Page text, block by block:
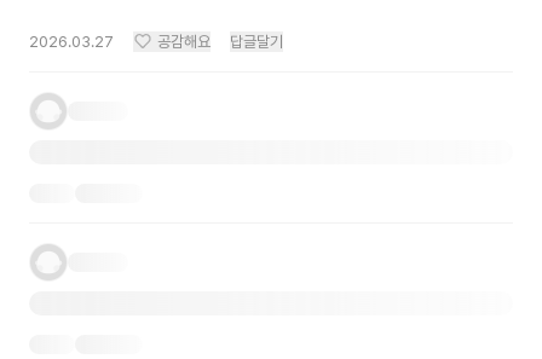
2026.03.27 공감해요 답글달기